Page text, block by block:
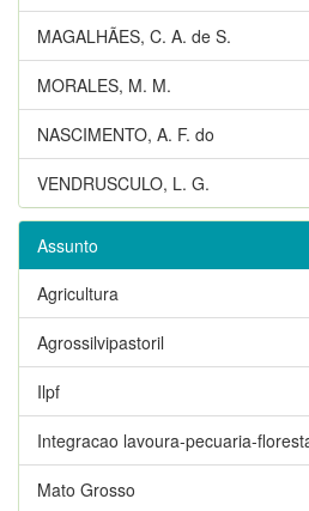
MAGALHÃES, C. A. de S.
MORALES, M. M.
NASCIMENTO, A. F. do
VENDRUSCULO, L. G.
Assunto
Agricultura
Agrossilvipastoril
Ilpf
Integracao lavoura-pecuaria-
Mato Grosso